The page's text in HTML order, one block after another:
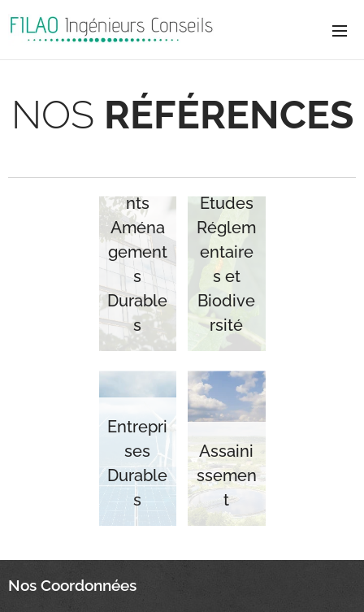
NOS RÉFÉRENCES
Bâtime
nts
Aména
gement
s
Durable
s
Études
Réglem
entaire
s et
Biodive
rsité
Entrepri
ses
Durable
s
Assaini
ssemen
t
Nos Coordonnées